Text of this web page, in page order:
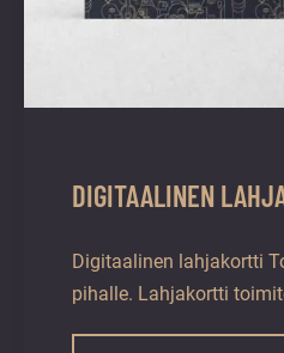
DIGITAALINEN
Digitaalinen lahjakortti
pihalle. Lahjakortti